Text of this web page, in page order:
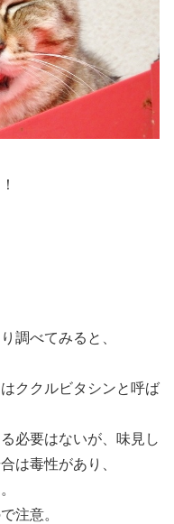
調べてみると、
ククルビタシンと呼ば
必要はないが、味見し
は毒性があり、
注意。